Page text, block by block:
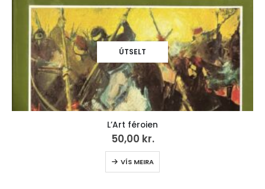
ÚTSELT
L’Art féroien
kr.
VÍS MEIRA